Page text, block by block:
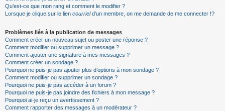
Qu’est-ce que mon rang et comment le modifier ?
Lorsque je clique sur le lien courrield’un membre, on me demande de me connecter !?
Problèmes liés à la publication de messages
Comment créer un nouveau sujet ou poster une réponse ?
Comment modifier ou supprimer un message ?
Comment ajouter une signature à mes messages ?
Comment créer un sondage ?
Pourquoi ne puis-je pas ajouter plus d’options à mon sondage ?
Comment modifier ou supprimer un sondage ?
Pourquoi ne puis-je pas accéder à un forum ?
Pourquoi ne puis-je pas joindre des fichiers à mon message ?
Pourquoi ai-je reçu un avertissement ?
Comment rapporter des messages à un modérateur ?